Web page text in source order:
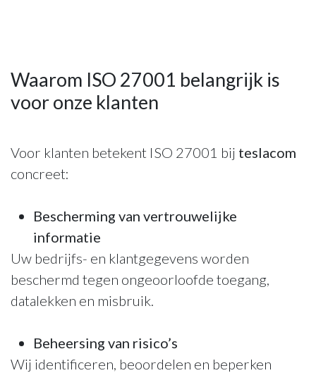
Waarom ISO 27001 belangrijk is
voor onze klanten
Voor klanten betekent ISO 27001 bij teslacom
concreet:
Bescherming van vertrouwelijke
informatie
Uw bedrijfs- en klantgegevens worden
beschermd tegen ongeoorloofde toegang,
datalekken en misbruik.
Beheersing van risico’s
Wij identificeren, beoordelen en beperken